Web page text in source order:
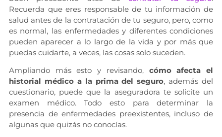
Recuerda que eres responsable de tu información de
salud antes de la contratación de tu seguro, pero, como
es normal, las enfermedades y diferentes condiciones
pueden aparecer a lo largo de la vida y por más que
puedas cuidarte, a veces, las cosas solo suceden.
Ampliando más esto y revisando,cómo afecta el
historial médico a la prima del seguro, además del
cuestionario, puede que la aseguradora te solicite un
examen médico. Todo esto para determinar la
presencia de enfermedades preexistentes, incluso de
algunas que quizás no conocías.